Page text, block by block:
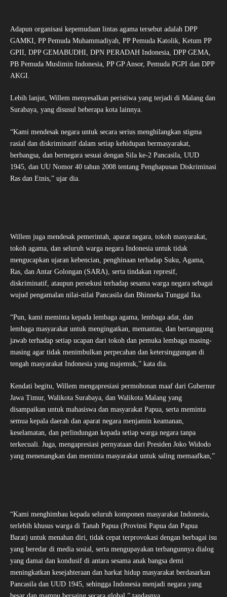
Adapun organisasi kepemudaan lintas agama tersebut adalah DPP
GAMKI, PP Pemuda Muhammadiyah, PP Pemuda Katolik, Ketum PP
GPII, DPP GEMABUDHI, DPN PERADAH Indonesia, DPP GEMA,
PB Pemuda Muslimin Indonesia, PP GP Ansor, Pemuda PGPI dan DPP
AKGI.
Lebih lanjut, Willem menyesalkan peristiwa yang terjadi di Malang dan
Surabaya, yang disusul beberapa kota lainnya.
“Kami mendesak negara untuk secara serius menghilangkan stigma
rasial dan diskriminatif dalam setiap kehidupan bermasyarakat,
berbangsa, dan bernegara sesuai dengan Sila ke-2 Pancasila, UUD
1945, dan UU Nomor 40 tahun 2008 tentang Penghapusan Diskriminasi
Ras dan Etnis,” ujar dia.
Willem juga mendesak pemerintah, aparat negara, tokoh masyarakat,
tokoh agama, dan seluruh warga negara Indonesia untuk tidak
mengucapkan ujaran kebencian, penghinaan terhadap Suku, Agama,
Ras, dan Antar Golongan (SARA), serta tindakan represif,
diskriminatif, ataupun persekusi terhadap sesama warga negara sebagai
wujud pengamalan nilai-nilai Pancasila dan Bhinneka Tunggal Ika.
“Pun, kami meminta kepada lembaga agama, lembaga adat, dan
lembaga masyarakat untuk mengingatkan, memantau, dan bertanggung
jawab terhadap setiap ucapan dari tokoh dan pemuka lembaga masing-
masing agar tidak menimbulkan perpecahan dan ketersinggungan di
tengah masyarakat Indonesia yang majemuk,” kata dia.
Kendati begitu, Willem mengapresiasi permohonan maaf dari Gubernur
Jawa Timur, Walikota Surabaya, dan Walikota Malang yang
disampaikan untuk mahasiswa dan masyarakat Papua, serta meminta
semua kepala daerah dan aparat negara menjamin keamanan,
keselamatan, dan perlindungan kepada setiap warga negara tanpa
terkecuali. Juga, mengapresiasi pernyataan dari Presiden Joko Widodo
yang menenangkan dan meminta masyarakat untuk saling memaafkan,”
“Kami menghimbau kepada seluruh komponen masyarakat Indonesia,
terlebih khusus warga di Tanah Papua (Provinsi Papua dan Papua
Barat) untuk menahan diri, tidak cepat terprovokasi dengan berbagai isu
yang beredar di media sosial, serta mengupayakan terbangunnya dialog
yang damai dan kondusif di antara sesama anak bangsa demi
meningkatkan kesejahteraan dan harkat hidup masyarakat berdasarkan
Pancasila dan UUD 1945, sehingga Indonesia menjadi negara yang